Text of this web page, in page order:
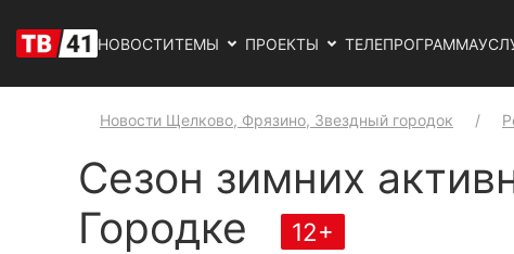
НОВОСТИТЕМЫ ПРОЕКТЫ ТЕЛЕПРОГРАММА
Новости Щелково, Фрязино, Звездный городок
Сезон зимних
Городке
12+